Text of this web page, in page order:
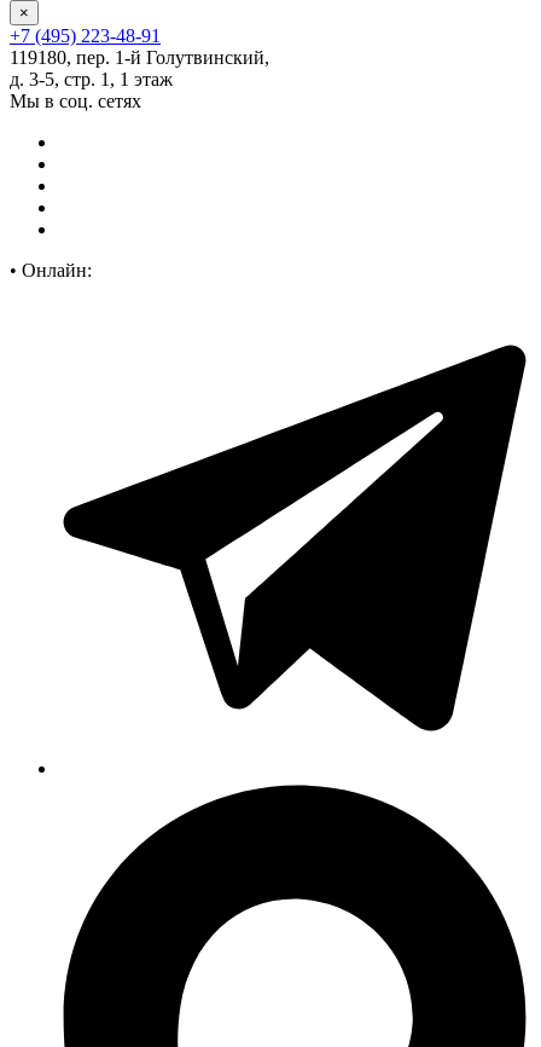
×
+7 (495) 223-48-91
119180, пер. 1-й Голутвинский,
д. 3-5, стр. 1, 1 этаж
Мы в соц. сетях
• Онлайн: